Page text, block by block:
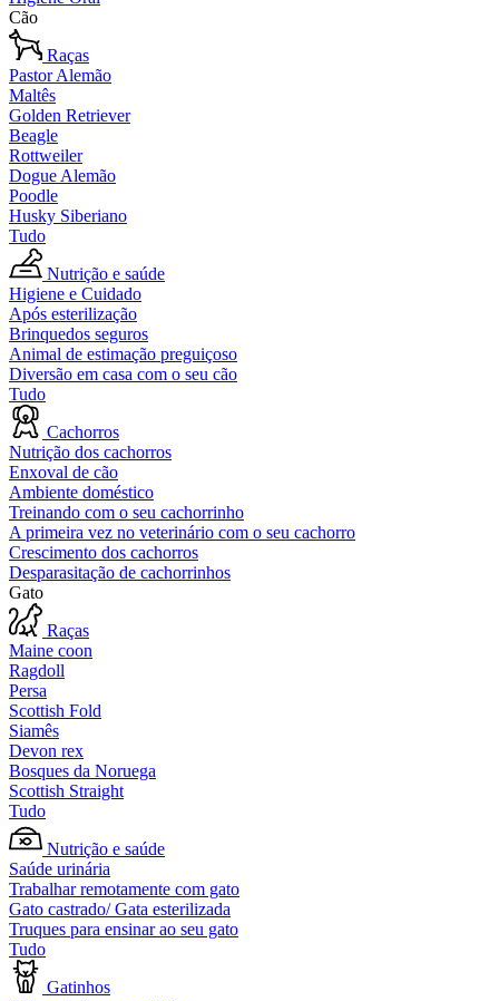
Cão
Raças
Pastor Alemão
Maltês
Golden Retriever
Beagle
Rottweiler
Dogue Alemão
Poodle
Husky Siberiano
Tudo
Nutrição e saúde
Higiene e Cuidado
Após esterilização
Brinquedos seguros
Animal de estimação preguiçoso
Diversão em casa com o seu cão
Tudo
Cachorros
Nutrição dos cachorros
Enxoval de cão
Ambiente doméstico
Treinando com o seu cachorrinho
A primeira vez no veterinário com o seu cachorro
Crescimento dos cachorros
Desparasitação de cachorrinhos
Gato
Raças
Maine coon
Ragdoll
Persa
Scottish Fold
Siamês
Devon rex
Bosques da Noruega
Scottish Straight
Tudo
Nutrição e saúde
Saúde urinária
Trabalhar remotamente com gato
Gato castrado/ Gata esterilizada
Truques para ensinar ao seu gato
Tudo
Gatinhos